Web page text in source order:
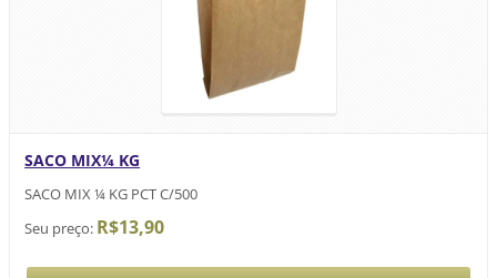
SACO MIX¼ KG
SACO MIX ¼ KG PCT C/500
Seu preço: R$13,90